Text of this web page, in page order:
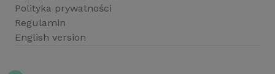
Polityka prywatności
Regulamin
English version